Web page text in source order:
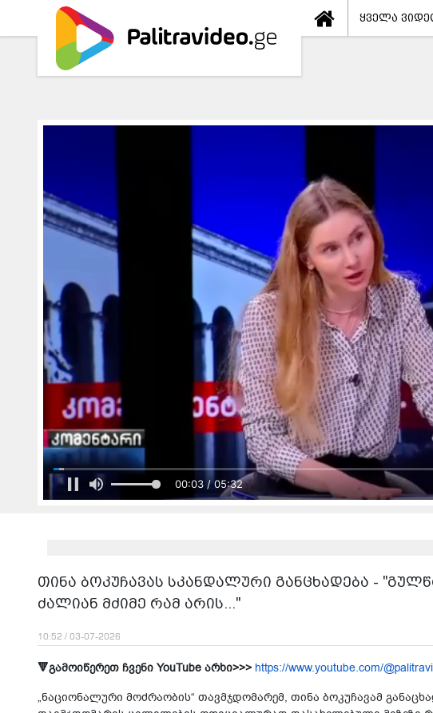
ყველა
00:05 / 05:32
თინა ბოკუჩავას სკანდალური განცხადება -
ძალიან მძიმე რამ არის..."
10:52 / 03-07-2026
🔻გამოიწერეთ ჩვენი YouTube არხი>>> https://www.youtube.com/
„ნაციონალური მოძრაობის“ თავმჯდომარემ, თინა ბოკუჩავამ